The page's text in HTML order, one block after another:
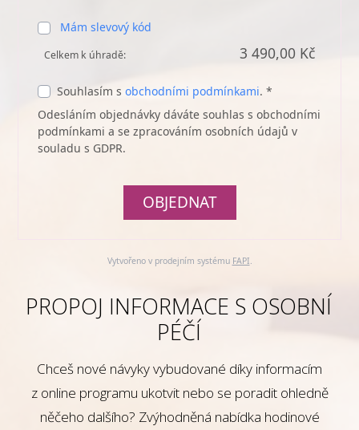
Mám slevový kód
Celkem k úhradě: 3 490,00 Kč
Souhlasím sobchodními podmínkami. *
Odesláním objednávky dáváte souhlas s obchodními
podmínkami a se zpracováním osobních údajů v
souladu s GDPR.
OBJEDNAT
Vytvořeno v prodejním systému FAPI
PROPOJ INFORMACE S OSOBNÍ
PÉČÍ
Chceš nové návyky vybudované díky informacím
z online programu ukotvit nebo se poradit ohledně
něčeho dalšího? Zvýhodněná nabídka hodinové